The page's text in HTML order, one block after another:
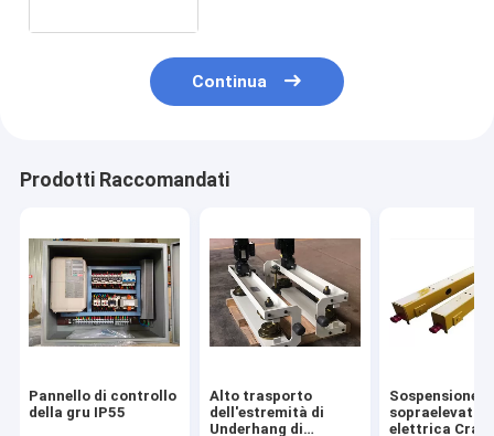
Continua
Prodotti Raccomandati
Pannello di controllo
della gru IP55
Alto trasporto
dell'estremità di
Underhang di
Sospensione
sopraelevata
elettrica